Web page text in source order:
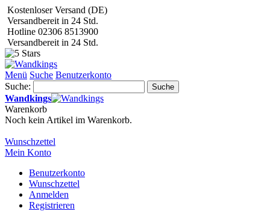
Kostenloser Versand (DE)
Versandbereit in 24 Std.
Hotline 02306 8513900
Versandbereit in 24 Std.
Menü Suche Benutzerkonto
Suche:
Suche
Wandkings
Warenkorb
Noch kein Artikel im Warenkorb.
Wunschzettel
Mein Konto
Benutzerkonto
Wunschzettel
Anmelden
Registrieren